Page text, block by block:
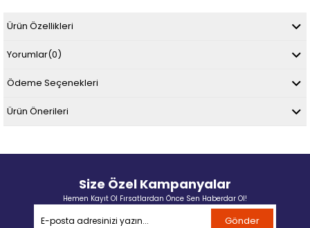
Ürün Özellikleri
Yorumlar(0)
Ödeme Seçenekleri
Ürün Önerileri
Size Özel Kampanyalar
Hemen Kayıt Ol Fırsatlardan Önce Sen Haberdar Ol!
Gönder